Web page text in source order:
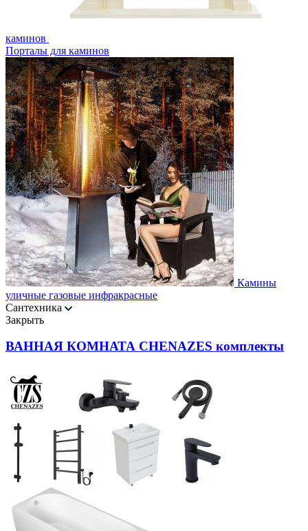
каминов
Порталы для каминов
Камины
уличные газовые инфракрасные
Сантехника
Закрыть
ВАННАЯ КОМНАТА CHENAZES комплекты